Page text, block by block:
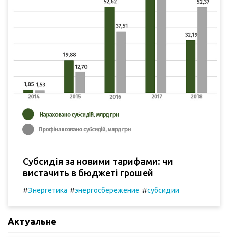
Субсидія за новими тарифами: чи
вистачить в бюджеті грошей
#Энергетика #энергосбережение #субсидии
Актуальне